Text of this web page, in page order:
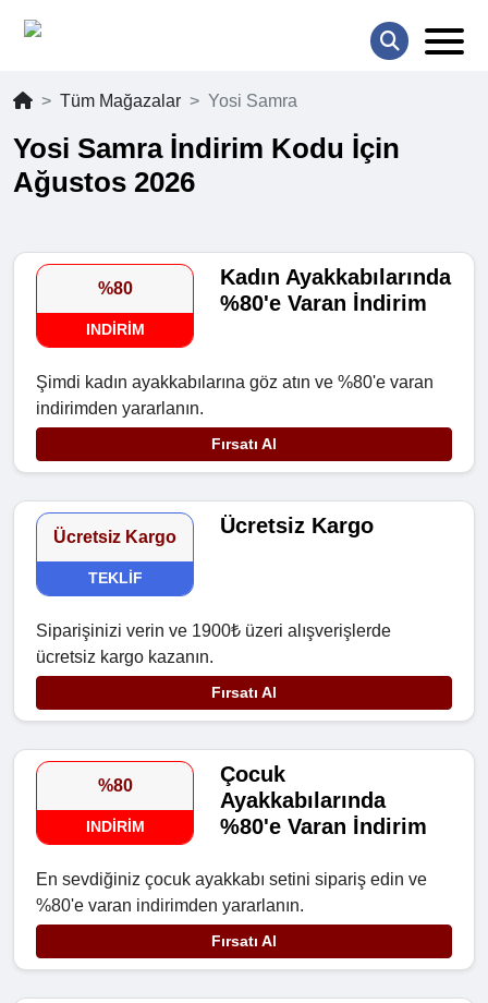
Tüm Mağazalar Yosi Samra
Yosi Samra İndirim Kodu İçin
Ağustos 2026
%80
INDIRIM
Kadın Ayakkabılarında
%80'e Varan İndirim
Şimdi kadın ayakkabılarına göz atın ve %80'e varan
indirimden yararlanın.
Fırsatı Al
Ücretsiz Kargo
TEKLIF
Ücretsiz Kargo
Siparişinizi verin ve 1900₺ üzeri alışverişlerde
ücretsiz kargo kazanın.
Fırsatı Al
%80
INDIRIM
Çocuk
Ayakkabılarında
%80'e Varan İndirim
En sevdiğiniz çocuk ayakkabı setini sipariş edin ve
%80'e varan indirimden yararlanın.
Fırsatı Al